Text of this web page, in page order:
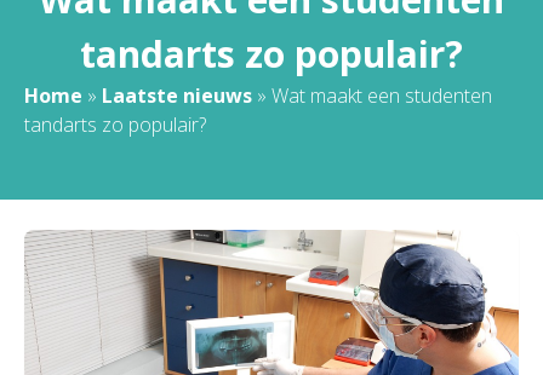
tandarts zo populair?
Home » Laatste nieuws » Wat maakt een studenten
tandarts zo populair?